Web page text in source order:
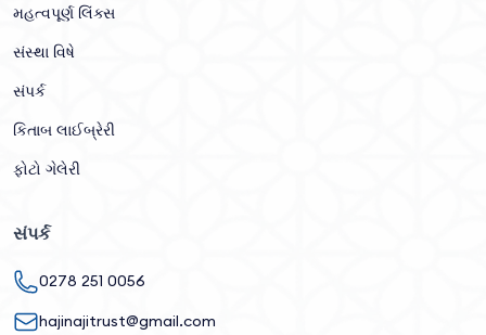
મહત્વપૂર્ણ લિંક્સ
સંસ્થા વિષે
સંપર્ક
કિતાબ લાઈબ્રેરી
ફોટો ગેલેરી
સંપર્ક
0278 251 0056
hajinajitrust@gmail.com